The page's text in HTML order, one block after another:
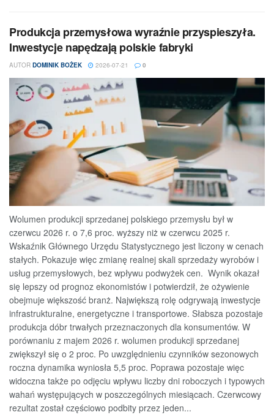
Produkcja przemysłowa wyraźnie przyspieszyła.
Inwestycje napędzają polskie fabryki
AUTOR DOMINIK BOŻEK 2026-07-21 0
Wolumen produkcji sprzedanej polskiego przemysłu był w
czerwcu 2026 r. o 7,6 proc. wyższy niż w czerwcu 2025 r.
Wskaźnik Głównego Urzędu Statystycznego jest liczony w cenach
stałych. Pokazuje więc zmianę realnej skali sprzedaży wyrobów i
usług przemysłowych, bez wpływu podwyżek cen. Wynik okazał
się lepszy od prognoz ekonomistów i potwierdził, że ożywienie
obejmuje większość branż. Największą rolę odgrywają inwestycje
infrastrukturalne, energetyczne i transportowe. Słabsza pozostaje
produkcja dóbr trwałych przeznaczonych dla konsumentów. W
porównaniu z majem 2026 r. wolumen produkcji sprzedanej
zwiększył się o 2 proc. Po uwzględnieniu czynników sezonowych
roczna dynamika wyniosła 5,5 proc. Poprawa pozostaje więc
widoczna także po odjęciu wpływu liczby dni roboczych i typowych
wahań występujących w poszczególnych miesiącach. Czerwcowy
rezultat został częściowo podbity przez jeden...